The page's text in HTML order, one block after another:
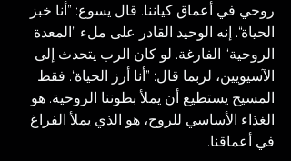
روحي في أعماق كياننا. قال يسوع: ”أنا خبز
الحياة“. إنه الوحيد القادر على ملء ”المعدة
الروحية“ الفارغة. لو كان الرب يتحدث إلى
الآسيويين، لربما قال: ”أنا أرز الحياة“. فقط
المسيح يستطيع أن يملأ بطوننا الروحية. هو
الغذاء الأساسي للروح، هو الذي يملأ الفراغ
في أعماقنا.